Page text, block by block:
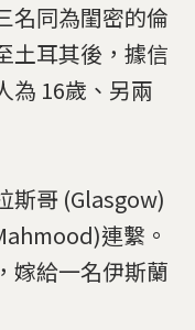
名同為閨密的倫
土耳其後，據信
為 16歲、另兩
斯哥 (Glasgow)
連繫。
嫁給一名伊斯蘭